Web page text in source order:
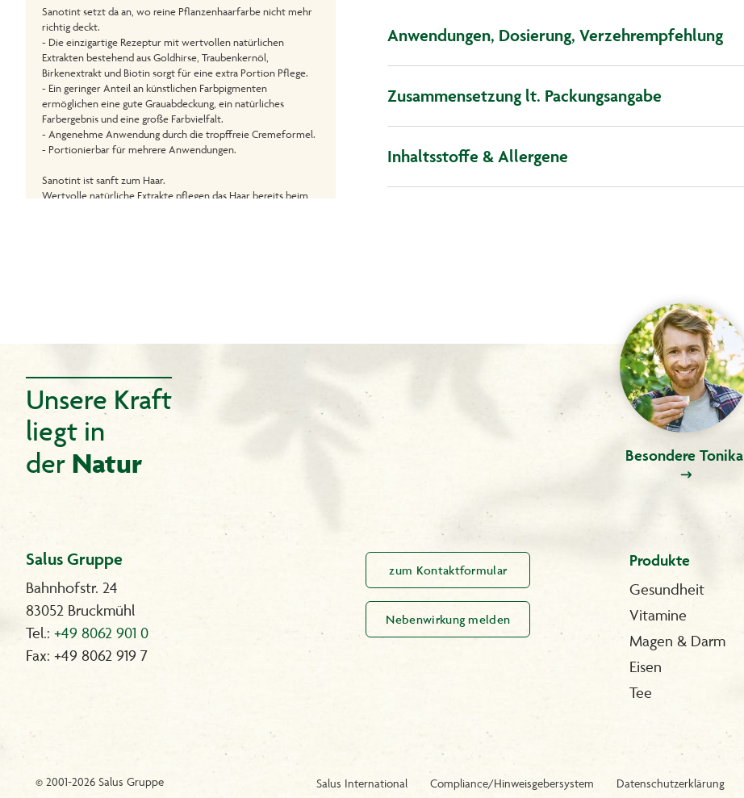
Sanotint setzt da an, wo reine Pflanzenhaarfarbe nicht mehr
richtig deckt.
- Die einzigartige Rezeptur mit wertvollen natürlichen
Extrakten bestehend aus Goldhirse, Traubenkernöl,
Birkenextrakt und Biotin sorgt für eine extra Portion Pflege.
- Ein geringer Anteil an künstlichen Farbpigmenten
ermöglichen eine gute Grauabdeckung, ein natürliches
Farbergebnis und eine große Farbvielfalt.
- Angenehme Anwendung durch die tropffreie Cremeformel.
- Portionierbar für mehrere Anwendungen.
Sanotint ist sanft zum Haar.
Wertvolle natürliche Extrakte pflegen das Haar bereits beim
1 Flasche Revitalisierungsbalsam 15 ml
1 Paar Handschuhe
1 Gebrauchsanweisung
Unser Service für Sie:
Wir beraten Sie gerne, Sanotint-Beratungstelefon: 0180 -
2403600 (0,06 € pro Anruf, Mobilfunk ggf. abweichend).
Anwendungen, Dosierung, Verzehrempfehlung
Zusammensetzung lt. Packungsangabe
Inhaltsstoffe & Allergene
Besondere Tonika
Unsere Kraft
liegt in
der Natur
Salus Gruppe
Bahnhofstr. 24
83052 Bruckmühl
Tel.: +49 8062 901 0
Fax: +49 8062 919 7
zum Kontaktformular
Nebenwirkung melden
Produkte
Gesundheit
Vitamine
Magen & Darm
Eisen
Tee
© 2001-2026 Salus Gruppe Salus International Compliance/Hinweisgebersystem Datenschutzerklärung